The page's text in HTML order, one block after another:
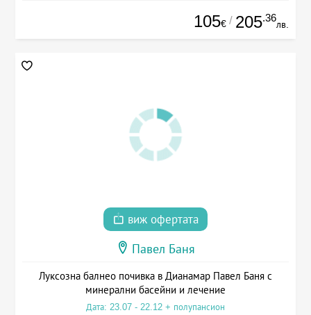
105€ / 205.36
лв.
виж офертата
Павел Баня
Луксозна балнео почивка в Дианамар Павел Баня с
минерални басейни и лечение
Дата: 23.07 - 22.12 + полупансион